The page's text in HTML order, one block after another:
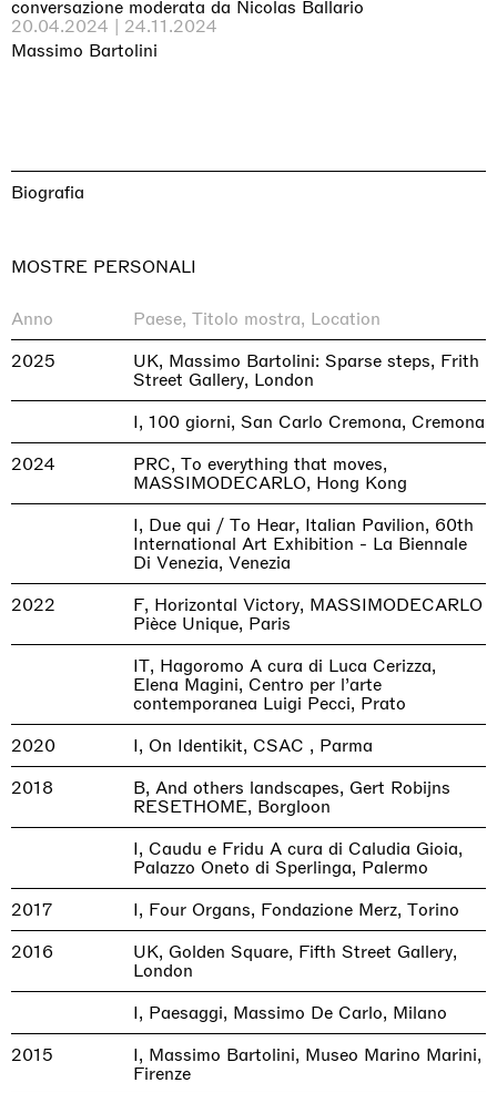
conversazione moderata da Nicolas Ballario
20.04.2024 | 24.11.2024
Massimo Bartolini
Biografia
MOSTRE PERSONALI
Anno
Paese, Titolo mostra, Location
2025
UK, Massimo Bartolini: Sparse steps, Frith
Street Gallery, London
I, 100 giorni, San Carlo Cremona, Cremona
2024
PRC, To everything that moves,
MASSIMODECARLO, Hong Kong
I, Due qui / To Hear, Italian Pavilion, 60th
International Art Exhibition - La Biennale
Di Venezia, Venezia
2022
F, Horizontal Victory, MASSIMODECARLO
Pièce Unique, Paris
IT, Hagoromo A cura di Luca Cerizza,
Elena Magini, Centro per l’arte
contemporanea Luigi Pecci, Prato
2020
I, On Identikit, CSAC , Parma
2018
B, And others landscapes, Gert Robijns
RESETHOME, Borgloon
I, Caudu e Fridu A cura di Caludia Gioia,
Palazzo Oneto di Sperlinga, Palermo
2017
I, Four Organs, Fondazione Merz, Torino
2016
UK, Golden Square, Fifth Street Gallery,
London
I, Paesaggi, Massimo De Carlo, Milano
2015
I, Massimo Bartolini, Museo Marino Marini,
Firenze